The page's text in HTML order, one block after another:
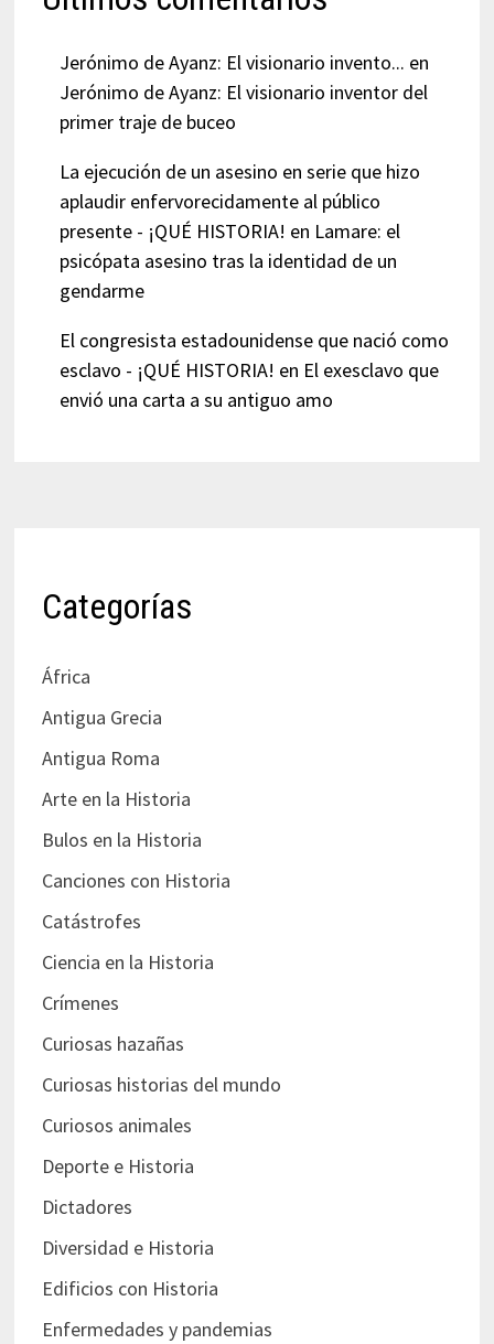
Jerónimo de Ayanz: El visionario invento... en
Jerónimo de Ayanz: El visionario inventor del
primer traje de buceo
La ejecución de un asesino en serie que hizo
aplaudir enfervorecidamente al público
presente - ¡QUÉ HISTORIA! en Lamare: el
psicópata asesino tras la identidad de un
gendarme
El congresista estadounidense que nació como
esclavo - ¡QUÉ HISTORIA! en El exesclavo que
envió una carta a su antiguo amo
Categorías
África
Antigua Grecia
Antigua Roma
Arte en la Historia
Bulos en la Historia
Canciones con Historia
Catástrofes
Ciencia en la Historia
Crímenes
Curiosas hazañas
Curiosas historias del mundo
Curiosos animales
Deporte e Historia
Dictadores
Diversidad e Historia
Edificios con Historia
Enfermedades y pandemias